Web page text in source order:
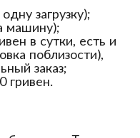
загрузку);
машину);
в сутки, есть и
поблизости),
заказ;
гривен.